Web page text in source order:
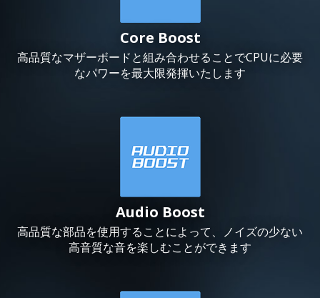
Core Boost
高品質なマザーボードと組み合わせることでCPUに必要
なパワーを最大限発揮いたします
Audio Boost
高品質な部品を使用することによって、ノイズの少ない
高音質な音を楽しむことができます